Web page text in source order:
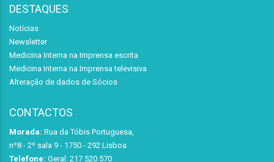
DESTAQUES
Notícias
Newsletter
Medicina Interna na Imprensa escrita
Medicina Interna na Imprensa televisiva
Alteração de dados de Sócios
CONTACTOS
Morada: Rua da Tóbis Portuguesa,
nº8 - 2º sala 9 - 1750 - 292 Lisboa
Telefone: Geral: 217 520 570